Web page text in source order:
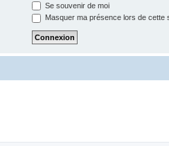
Se souvenir de moi
Masquer ma présence lors de cette